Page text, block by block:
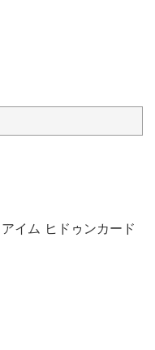
アイム ヒドゥンカード